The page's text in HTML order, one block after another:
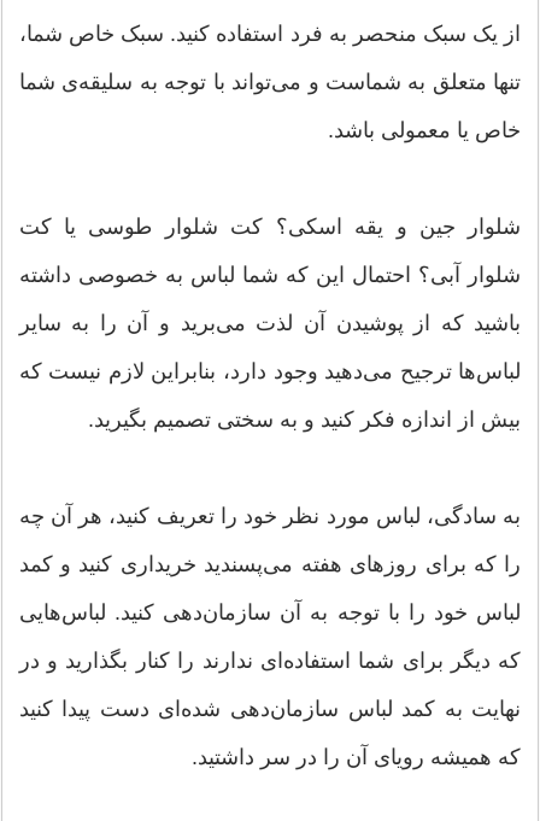
از یک سبک منحصر به فرد استفاده کنید. سبک خاص شما،
تنها متعلق به شماست و می‌تواند با توجه به سلیقه‌ی شما
خاص یا معمولی باشد.
شلوار جین و یقه اسکی؟ کت شلوار طوسی یا کت
شلوار آبی؟ احتمال این که شما لباس به خصوصی داشته
باشید که از پوشیدن آن لذت می‌برید و آن را به سایر
لباس‌ها ترجیح می‌دهید وجود دارد، بنابراین لازم نیست که
بیش از اندازه فکر کنید و به سختی تصمیم بگیرید.
به سادگی، لباس مورد نظر خود را تعریف کنید، هر آن چه
را که برای روزهای هفته می‌پسندید خریداری کنید و کمد
لباس خود را با توجه به آن سازمان‌دهی کنید. لباس‌هایی
که دیگر برای شما استفاده‌ای ندارند را کنار بگذارید و در
نهایت به کمد لباس‌ سازمان‌دهی شده‌ای دست پیدا کنید
که همیشه رویای آن را در سر داشتید.